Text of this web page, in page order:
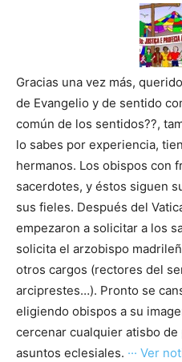
Gracias una vez más,
de Evangelio y de sentido
común de los sentidos??,
lo sabes por experiencia,
hermanos. Los obispos con
sacerdotes, y éstos siguen
sus fieles. Después del
empezaron a solicitar a los
solicita el arzobispo
otros cargos (rectores del
arciprestes…). Pronto se
eligiendo obispos a su
cercenar cualquier atisbo
asuntos eclesiales. ··· Ver